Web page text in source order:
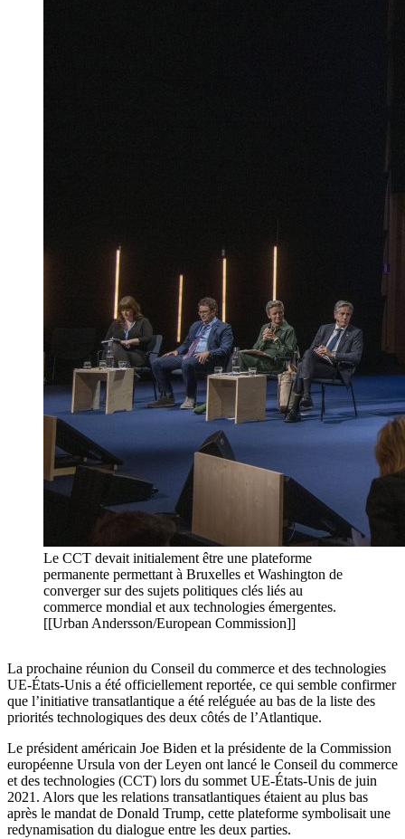
Le CCT devait initialement être une plateforme
permanente permettant à Bruxelles et Washington de
converger sur des sujets politiques clés liés au
commerce mondial et aux technologies émergentes.
[[Urban Andersson/European Commission]]
La prochaine réunion du Conseil du commerce et des technologies
UE-États-Unis a été officiellement reportée, ce qui semble confirmer
que l’initiative transatlantique a été reléguée au bas de la liste des
priorités technologiques des deux côtés de l’Atlantique.
Le président américain Joe Biden et la présidente de la Commission
européenne Ursula von der Leyen ont lancé le Conseil du commerce
et des technologies (CCT) lors du sommet UE-États-Unis de juin
2021. Alors que les relations transatlantiques étaient au plus bas
après le mandat de Donald Trump, cette plateforme symbolisait une
redynamisation du dialogue entre les deux parties.